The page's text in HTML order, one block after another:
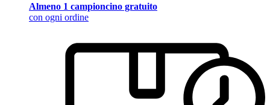
Almeno 1 campioncino gratuito
con ogni ordine